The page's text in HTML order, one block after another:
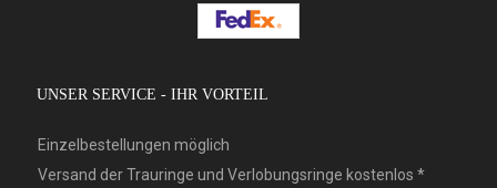
UNSER SERVICE - IHR VORTEIL
Einzelbestellungen möglich
Versand der Trauringe und Verlobungsringe kostenlos *